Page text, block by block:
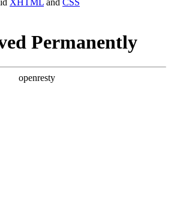
XHTML and CSS
Permanently
openresty